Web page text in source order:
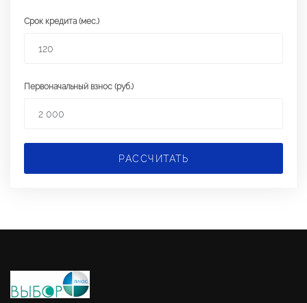
Срок кредита (мес.)
Первоначальный взнос (руб.)
РАССЧИТАТЬ